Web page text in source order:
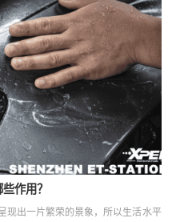
作用？
现出一片繁荣的景象，所以生活水平